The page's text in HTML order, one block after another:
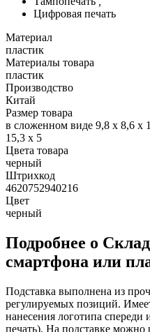
Цифровая печать
Материал
пластик
Материалы товара
пластик
Производство
Китай
Размер товара
в сложенном виде 9,8 х 8,6 х
15,3 х 5
Цвета товара
черный
Штрихкод
4620752940216
Цвет
черный
Подробнее о
смартфона или
Подставка выполнена из
регулируемых позиций.
нанесения логотипа спереди
печать). На подставке